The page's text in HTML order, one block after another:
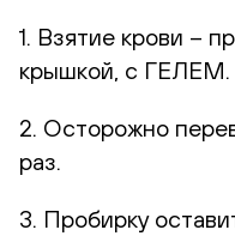
1. Взятие крови –
крышкой, с ГЕЛЕМ.
2. Осторожно
раз.
3. Пробирку